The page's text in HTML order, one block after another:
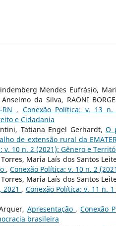
Mendes Eufrásio,
da Silva, RAONI
, Conexão Política: v. 13
e Cidadania
Tatiana Engel Gerhardt,O
de extensão rural da
v. 10 n. 2 (2021): Gênero e
Maria Laís dos Santos
, Conexão Política: v. 10 n. 2
Maria Laís dos Santos
2021 , Conexão Política: v. 11 n.
Apresentação ,Conexão
brasileira